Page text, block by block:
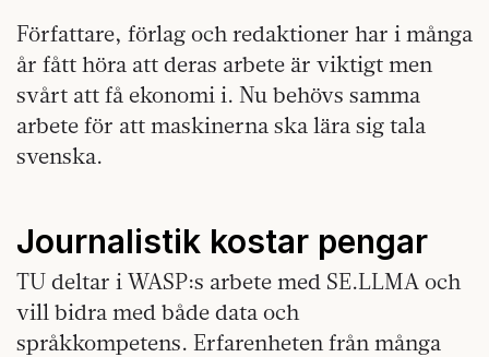
Författare, förlag och redaktioner har i många
år fått höra att deras arbete är viktigt men
svårt att få ekonomi i. Nu behövs samma
arbete för att maskinerna ska lära sig tala
svenska.
Journalistik kostar pengar
TU deltar i WASP:s arbete med SE.LLMA och
vill bidra med både data och
språkkompetens. Erfarenheten från många